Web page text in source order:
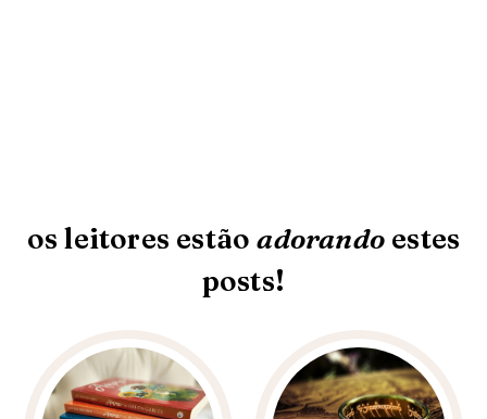
os leitores estãoadorando estes
posts!